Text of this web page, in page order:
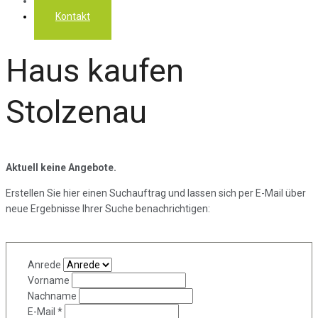
Kontakt
Haus kaufen
Stolzenau
Aktuell keine Angebote.
Erstellen Sie hier einen Suchauftrag und lassen sich per E-Mail über
neue Ergebnisse Ihrer Suche benachrichtigen:
Anrede
Vorname
Nachname
E-Mail *